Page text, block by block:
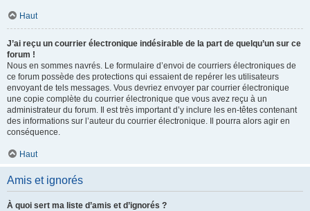
Haut
J’ai reçu un courrier électronique indésirable de la part de quelqu’un sur ce
forum !
Nous en sommes navrés. Le formulaire d’envoi de courriers électroniques de
ce forum possède des protections qui essaient de repérer les utilisateurs
envoyant de tels messages. Vous devriez envoyer par courrier électronique
une copie complète du courrier électronique que vous avez reçu à un
administrateur du forum. Il est très important d’y inclure les en-têtes contenant
des informations sur l’auteur du courrier électronique. Il pourra alors agir en
conséquence.
Haut
Amis et ignorés
À quoi sert ma liste d’amis et d’ignorés ?